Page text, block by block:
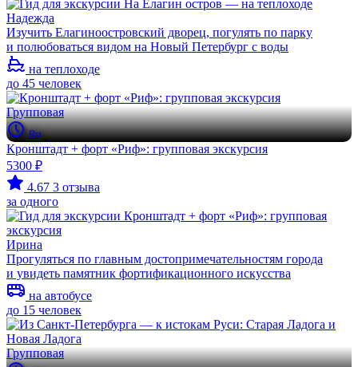
Надежда
Изучить Елагиноостровский дворец, погулять по парку
и полюбоваться видом на Новый Петербург с воды
на теплоходе
до 45 человек
Групповая
8ч
Кронштадт + форт «Риф»: групповая экскурсия
5300 ₽
4.67 3 отзыва
за одного
Ирина
Прогуляться по главным достопримечательностям города
и увидеть памятник фортификационного искусства
на автобусе
до 15 человек
Групповая